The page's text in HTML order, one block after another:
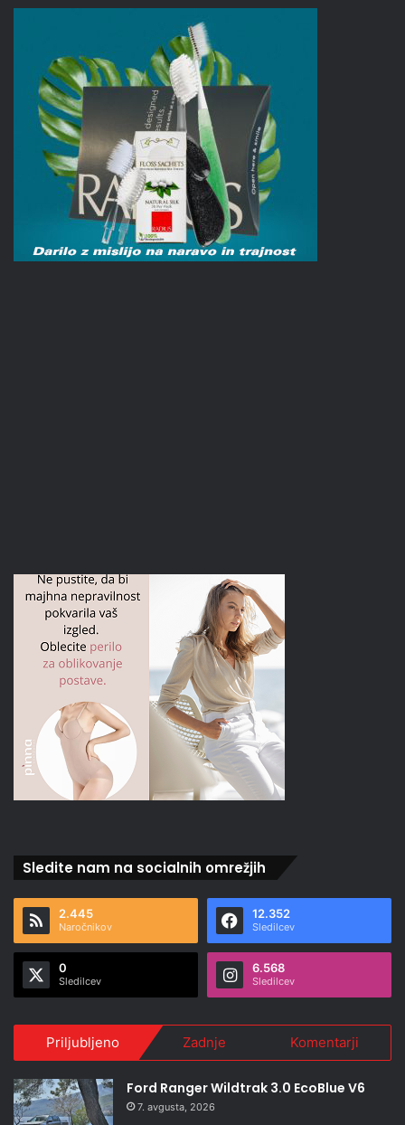
Sledite nam na socialnih omrežjih
2.445
Naročnikov
12.352
Sledilcev
0
Sledilcev
6.568
Sledilcev
Priljubljeno Zadnje Komentarji
Ford Ranger Wildtrak 3.0 EcoBlue V6
7. avgusta, 2026